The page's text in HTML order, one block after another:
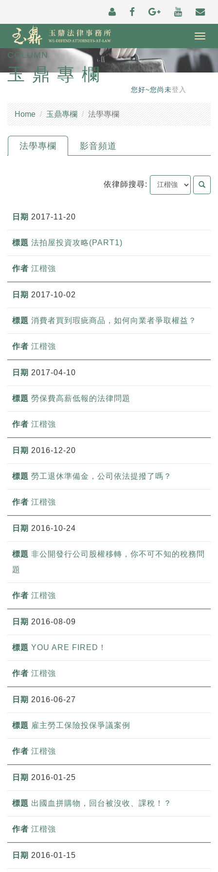
COLUMN
玉鼎專欄
您好~您尚未登入
Home 玉鼎專欄 法學專欄
法學專欄 影音頻道
依律師搜尋:
2017-11-20
法拍屋投資攻略(PART1)
江楷強
2017-10-02
消費者買到瑕疵商品，如何向業者爭取權益？
江楷強
2017-04-10
勞保費高薪低報的法律問題
江楷強
2016-12-20
勞工退休準備金，公司依法提撥了嗎？
江楷強
2016-10-24
非公開發行公司股權移轉，你不可不知的稅務問
題
江楷強
2016-08-09
YOU ARE FIRED！
江楷強
2016-06-27
雇主勞工保險投保爭議案例
江楷強
2016-01-25
出國血拼購物，回台被沒收、課稅！？
江楷強
2016-01-15